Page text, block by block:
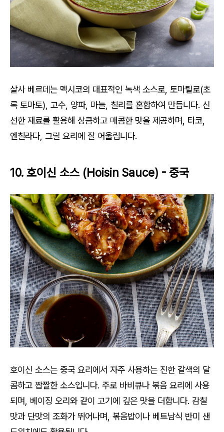
살사 베르데는 멕시코의 대표적인 녹색 소스로, 토마틸로(초
록 토마토), 고수, 양파, 마늘, 칠리를 혼합하여 만듭니다. 신
선한 재료를 활용해 상큼하고 매콤한 맛을 제공하며, 타코,
엔칠라다, 그릴 요리에 잘 어울립니다.
10. 호이신 소스 (Hoisin Sauce) - 중국
호이신 소스는 중국 요리에서 자주 사용하는 진한 갈색의 달
콤하고 짭짤한 소스입니다. 주로 바비큐나 볶음 요리에 사용
되며, 베이징 오리와 같이 고기에 깊은 맛을 더합니다. 감칠
맛과 단맛의 조화가 뛰어나며, 볶음밥이나 베트남식 반미 샌